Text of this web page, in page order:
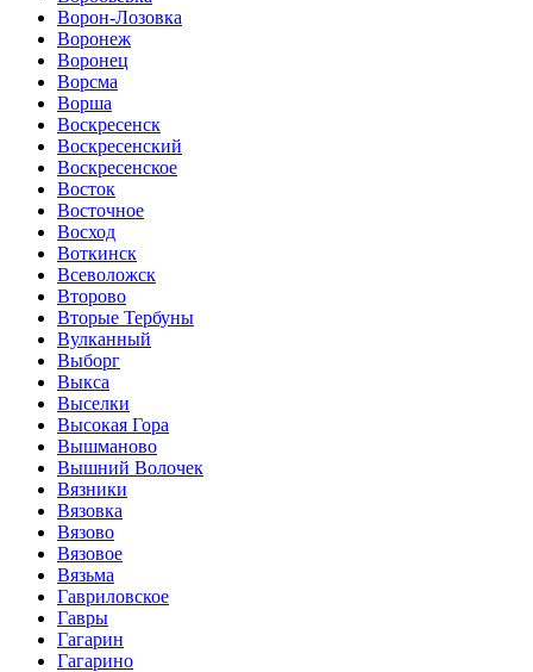
Ворон-Лозовка
Воронеж
Воронец
Ворсма
Ворша
Воскресенск
Воскресенский
Воскресенское
Восток
Восточное
Восход
Воткинск
Всеволожск
Второво
Вторые Тербуны
Вулканный
Выборг
Выкса
Выселки
Высокая Гора
Вышманово
Вышний Волочек
Вязники
Вязовка
Вязово
Вязовое
Вязьма
Гавриловское
Гавры
Гагарин
Гагарино